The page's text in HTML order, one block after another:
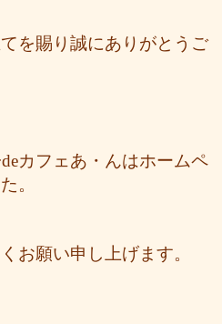
を賜り誠にありがとうご
カフェあ・んはホームペ
。
お願い申し上げます。